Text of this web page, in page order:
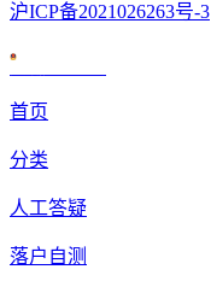
沪ICP备2021026263号-3
首页
分类
人工答疑
落户自测